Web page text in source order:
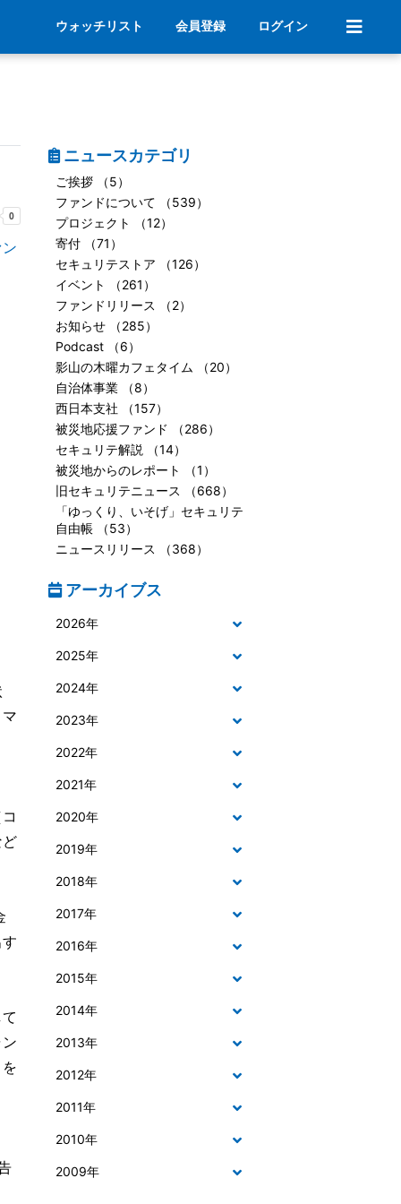
ウォッチリスト 会員登録 ログイン
ニュースカテゴリ
ご挨拶 （5）
ファンドについて （539）
プロジェクト （12）
寄付 （71）
セキュリテストア （126）
イベント （261）
ファンドリリース （2）
お知らせ （285）
Podcast （6）
影山の木曜カフェタイム （20）
自治体事業 （8）
西日本支社 （157）
被災地応援ファンド （286）
セキュリテ解説 （14）
被災地からのレポート （1）
旧セキュリテニュース （668）
「ゆっくり、いそげ」セキュリテ
自由帳 （53）
ニュースリリース （368）
アーカイブス
2026年
2025年
2024年
2023年
2022年
2021年
2020年
2019年
2018年
2017年
2016年
2015年
2014年
2013年
2012年
2011年
2010年
2009年